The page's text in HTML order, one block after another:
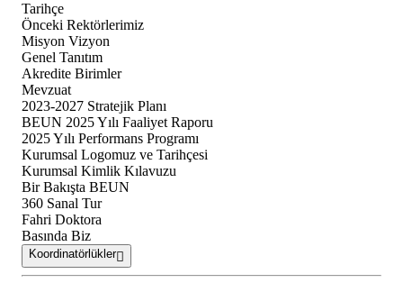
Tarihçe
Önceki Rektörlerimiz
Misyon Vizyon
Genel Tanıtım
Akredite Birimler
Mevzuat
2023-2027 Stratejik Planı
BEUN 2025 Yılı Faaliyet Raporu
2025 Yılı Performans Programı
Kurumsal Logomuz ve Tarihçesi
Kurumsal Kimlik Kılavuzu
Bir Bakışta BEUN
360 Sanal Tur
Fahri Doktora
Basında Biz
Koordinatörlükler